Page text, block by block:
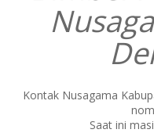
Kontak Nusagama
Saat ini